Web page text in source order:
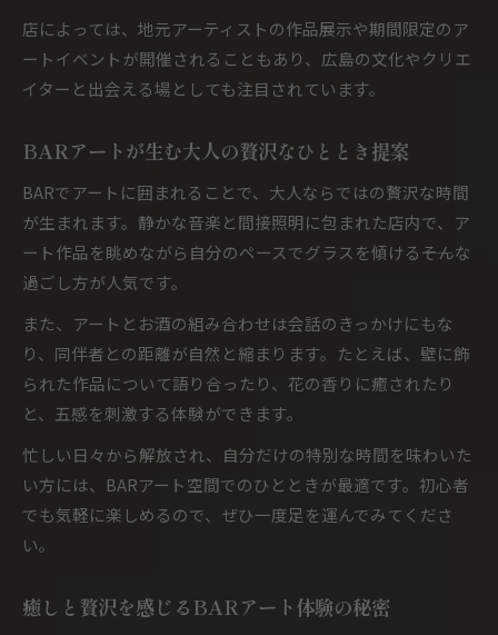
店によっては、地元アーティストの作品展示や期間限定のア
ートイベントが開催されることもあり、広島の文化やクリエ
イターと出会える場としても注目されています。
BARアートが生む大人の贅沢なひととき提案
BARでアートに囲まれることで、大人ならではの贅沢な時間
が生まれます。静かな音楽と間接照明に包まれた店内で、ア
ート作品を眺めながら自分のペースでグラスを傾ける――そんな
過ごし方が人気です。
また、アートとお酒の組み合わせは会話のきっかけにもな
り、同伴者との距離が自然と縮まります。たとえば、壁に飾
られた作品について語り合ったり、花の香りに癒されたり
と、五感を刺激する体験ができます。
忙しい日々から解放され、自分だけの特別な時間を味わいた
い方には、BARアート空間でのひとときが最適です。初心者
でも気軽に楽しめるので、ぜひ一度足を運んでみてくださ
い。
癒しと贅沢を感じるBARアート体験の秘密